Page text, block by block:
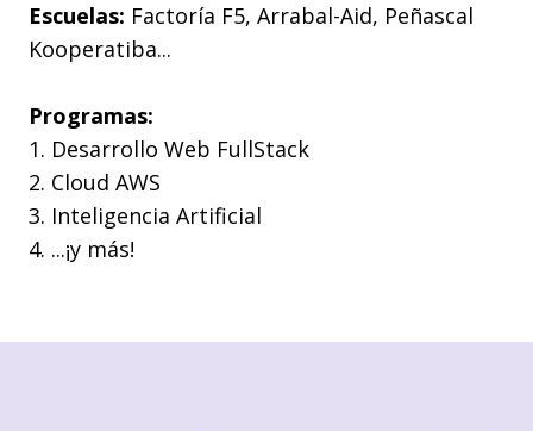
Escuelas: Factoría F5, Arrabal-Aid, Peñascal
Kooperatiba...
Programas:
1. Desarrollo Web FullStack
2. Cloud AWS
3. Inteligencia Artificial
4. ...¡y más!